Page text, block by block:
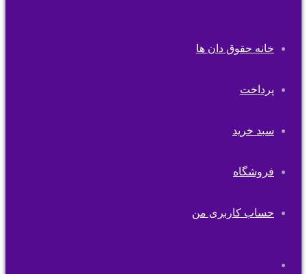
خانه حقوق دان ها
پرداخت
سبد خرید
فروشگاه
حساب کاربری من